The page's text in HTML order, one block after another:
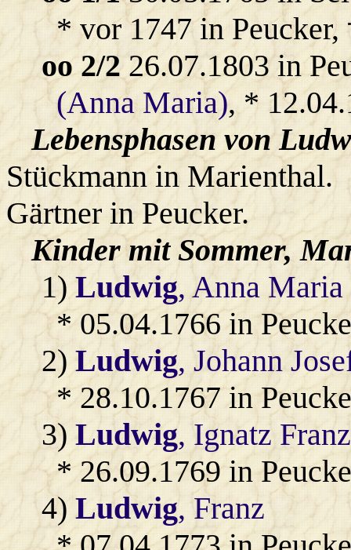
* vor 1747 in Peucker,
oo 2/2 26.07.1803 in
(Anna Maria), *
Lebensphasen von
Stückmann in Marienthal.
Gärtner in Peucker.
Kinder mit Sommer,
1)Ludwig, Anna Maria
* 05.04.1766 in
2)Ludwig, Johann
* 28.10.1767 in
3)Ludwig, Ignatz
* 26.09.1769 in
4)Ludwig, Franz